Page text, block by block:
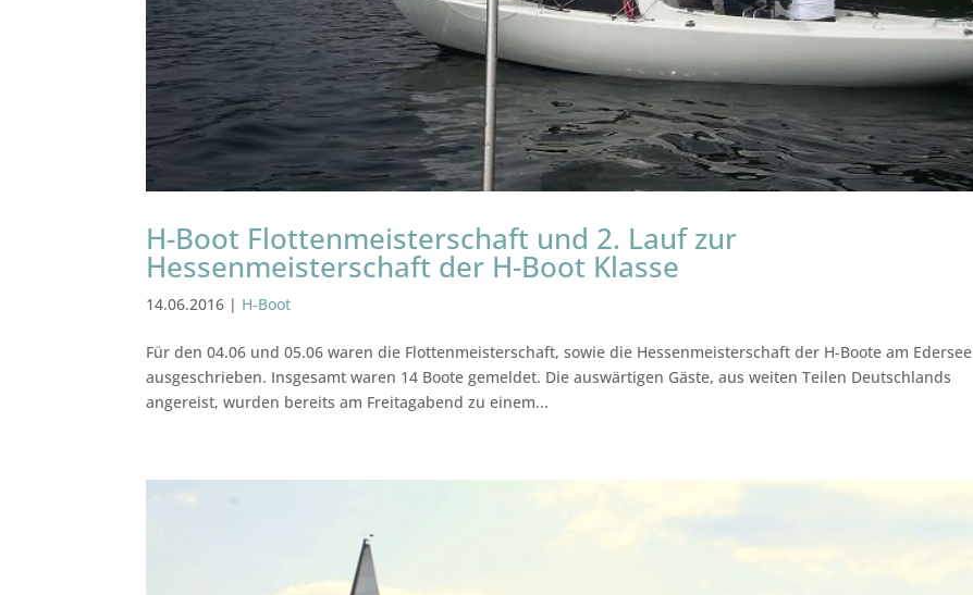
H-Boot Flottenmeisterschaft und 2. Lauf zur
Hessenmeisterschaft der H-Boot Klasse
14.06.2016 | H-Boot
Für den 04.06 und 05.06 waren die Flottenmeisterschaft, sowie die Hessenmeisterschaft der H-Boote am Edersee
ausgeschrieben. Insgesamt waren 14 Boote gemeldet. Die auswärtigen Gäste, aus weiten Teilen Deutschlands
angereist, wurden bereits am Freitagabend zu einem...